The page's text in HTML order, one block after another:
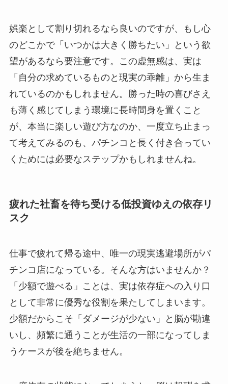
娯楽として割り切れるなら良いのですが、もし心
のどこかで「いつかは大きく勝ちたい」という欲
望があるなら要注意です。この虚無感は、実は
「自分の求めているものと現実の乖離」から生ま
れているのかもしれません。勝った時の喜びさえ
も薄く感じてしまう環境に長時間身を置くこと
が、本当に楽しい遊び方なのか、一度立ち止まっ
て考えてみるのも、パチンコと長く付き合ってい
くためには必要なステップかもしれませんね。
疲れた社畜を待ち受ける低投資ゆえの依存リ
スク
仕事で疲れて帰る途中、唯一の現実逃避場所がパ
チンコ店になっている。そんな方はいませんか？
「少額で遊べる」ことは、実は依存症への入り口
として非常に優秀な役割を果たしてしまいます。
少額だからこそ「ダメージが少ない」と脳が勘違
いし、頻繁に通うことが生活の一部になってしま
うケースが後を絶ちません。